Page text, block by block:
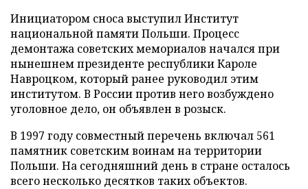
Инициатором сноса выступил Институт
национальной памяти Польши. Процесс
демонтажа советских мемориалов начался при
нынешнем президенте республики Кароле
Навроцком, который ранее руководил этим
институтом. В России против него возбуждено
уголовное дело, он объявлен в розыск.
В 1997 году совместный перечень включал 561
памятник советским воинам на территории
Польши. На сегодняшний день в стране осталось
всего несколько десятков таких объектов.